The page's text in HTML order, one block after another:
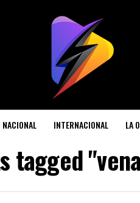
NACIONAL INTERNACIONAL LA
tagged